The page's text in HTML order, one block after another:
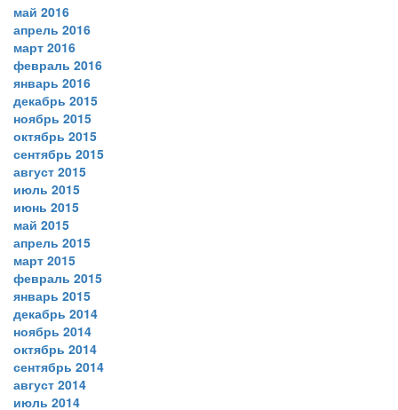
май 2016
апрель 2016
март 2016
февраль 2016
январь 2016
декабрь 2015
ноябрь 2015
октябрь 2015
сентябрь 2015
август 2015
июль 2015
июнь 2015
май 2015
апрель 2015
март 2015
февраль 2015
январь 2015
декабрь 2014
ноябрь 2014
октябрь 2014
сентябрь 2014
август 2014
июль 2014